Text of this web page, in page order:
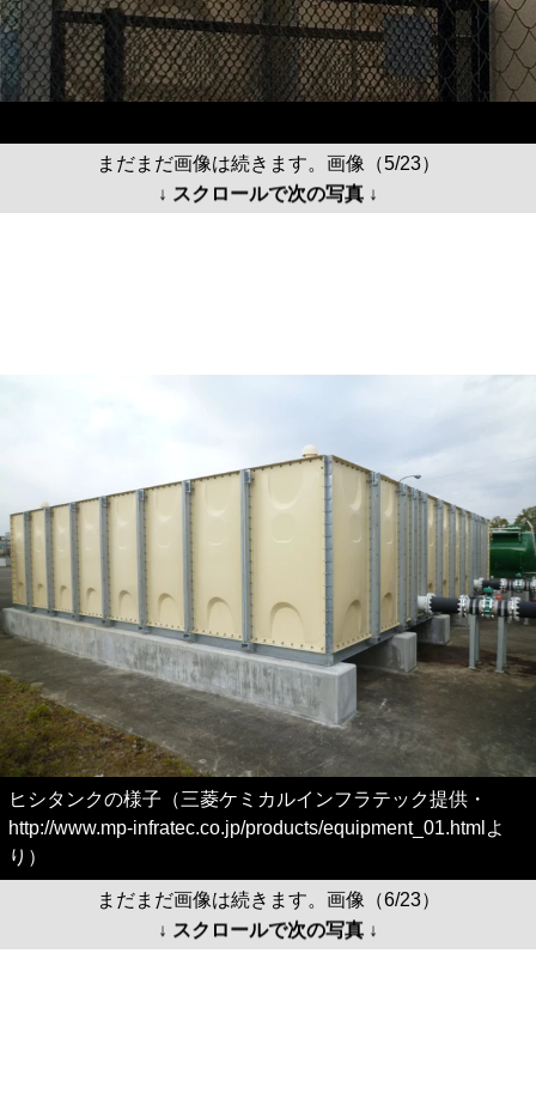
まだまだ画像は続きます。画像（5/23）
↓ スクロールで次の写真 ↓
ヒシタンクの様子（三菱ケミカルインフラテック提供・
http://www.mp-infratec.co.jp/products/equipment_01.htmlよ
り）
まだまだ画像は続きます。画像（6/23）
↓ スクロールで次の写真 ↓